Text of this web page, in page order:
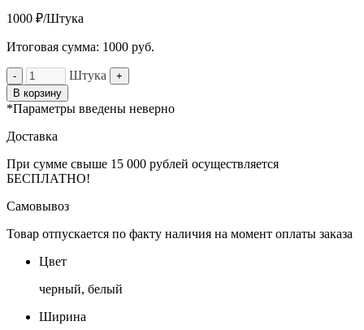
1000 ₽/Штука
Итоговая сумма: 1000 руб.
- Штука
+
В корзину
*Параметры введены неверно
Доставка
При сумме свыше 15 000 рублей осуществляется
БЕСПЛАТНО!
Самовывоз
Товар отпускается по факту наличия на момент оплаты заказа
Цвет
черный, белый
Ширина